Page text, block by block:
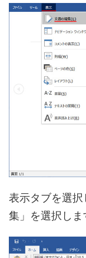
表示タブを選
集」を選択しま